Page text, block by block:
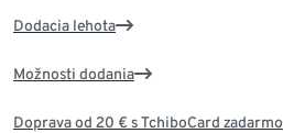
Dodacia lehota
Možnosti dodania
Doprava od 20 € s TchiboCard zadarmo